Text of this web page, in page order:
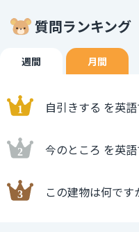
質問ランキング
週間 月間
自引きする を英
今のところ を英
この建物は何で